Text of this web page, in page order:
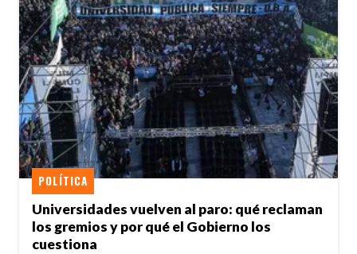
Universidades vuelven al paro: qué reclaman
los gremios y por qué el Gobierno los
cuestiona
POLÍTICA